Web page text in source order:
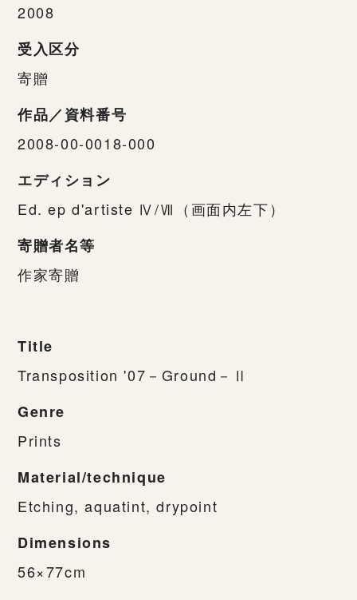
2008
受入区分
寄贈
作品／資料番号
2008-00-0018-000
エディション
Ed. ep d'artiste Ⅳ/Ⅶ（画面内左下）
寄贈者名等
作家寄贈
Title
Transposition '07－Ground－Ⅱ
Genre
Prints
Material/technique
Etching, aquatint, drypoint
Dimensions
56×77cm